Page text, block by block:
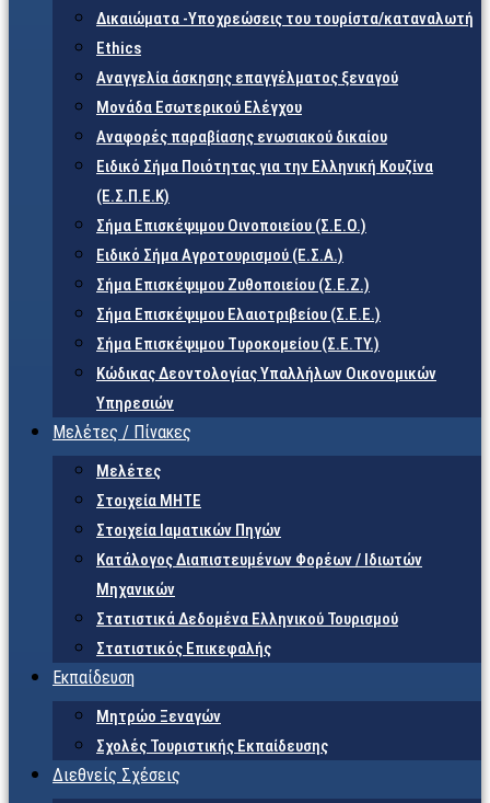
Δικαιώματα -Υποχρεώσεις του τουρίστα/καταναλωτή
Ethics
Αναγγελία άσκησης επαγγέλματος ξεναγού
Μονάδα Εσωτερικού Ελέγχου
Αναφορές παραβίασης ενωσιακού δικαίου
Ειδικό Σήμα Ποιότητας για την Ελληνική Κουζίνα
(Ε.Σ.Π.Ε.Κ)
Σήμα Επισκέψιμου Οινοποιείου (Σ.Ε.Ο.)
Ειδικό Σήμα Αγροτουρισμού (Ε.Σ.Α.)
Σήμα Επισκέψιμου Ζυθοποιείου (Σ.Ε.Ζ.)
Σήμα Επισκέψιμου Ελαιοτριβείου (Σ.Ε.Ε.)
Σήμα Επισκέψιμου Τυροκομείου (Σ.Ε.TY.)
Κώδικας Δεοντολογίας Υπαλλήλων Οικονομικών
Υπηρεσιών
Μελέτες / Πίνακες
Μελέτες
Στοιχεία ΜΗΤΕ
Στοιχεία Ιαματικών Πηγών
Κατάλογος Διαπιστευμένων Φορέων / Ιδιωτών
Μηχανικών
Στατιστικά Δεδομένα Ελληνικού Τουρισμού
Στατιστικός Επικεφαλής
Εκπαίδευση
Μητρώο Ξεναγών
Σχολές Τουριστικής Εκπαίδευσης
Διεθνείς Σχέσεις